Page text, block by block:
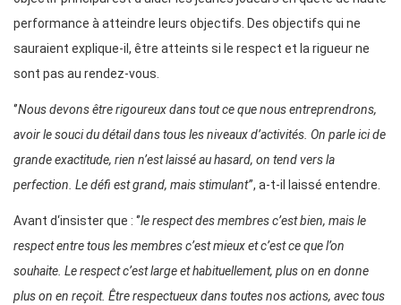
performance à atteindre leurs objectifs. Des objectifs qui ne
sauraient explique-il, être atteints si le respect et la rigueur ne
sont pas au rendez-vous.
‘’Nous devons être rigoureux dans tout ce que nous entreprendrons,
avoir le souci du détail dans tous les niveaux d’activités. On parle ici de
grande exactitude, rien n’est laissé au hasard, on tend vers la
perfection. Le défi est grand, mais stimulant’’, a-t-il laissé entendre.
Avant d‘insister que : ‘’le respect des membres c’est bien, mais le
respect entre tous les membres c’est mieux et c’est ce que l’on
souhaite. Le respect c’est large et habituellement, plus on en donne
plus on en reçoit. Être respectueux dans toutes nos actions, avec tous